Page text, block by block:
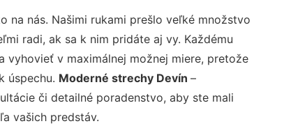
na nás. Našimi rukami prešlo veľké množstvo
radi, ak sa k nim pridáte aj vy. Každému
vyhovieť v maximálnej možnej miere, pretože
úspechu. Moderné strechy Devín –
či detailné poradenstvo, aby ste mali
vašich predstáv.